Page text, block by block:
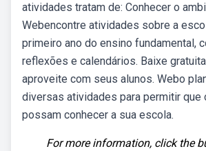
atividades tratam de: Conhecer o
Webencontre atividades sobre a
primeiro ano do ensino fundamental,
reflexões e calendários. Baixe
aproveite com seus alunos. Webo
diversas atividades para permitir que
possam conhecer a sua escola.
For more information, click the